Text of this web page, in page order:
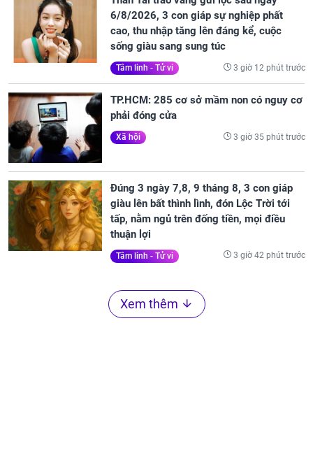
6/8/2026, 3 con giáp sự nghiệp phất
cao, thu nhập tăng lên đáng kể, cuộc
sống giàu sang sung túc
Tâm linh - Tử vi 3 giờ 12 phút trước
TP.HCM: 285 cơ sở mầm non có nguy cơ
phải đóng cửa
Xã hội 3 giờ 35 phút trước
Đúng 3 ngày 7,8, 9 tháng 8, 3 con giáp
giàu lên bất thình lình, đón Lộc Trời tới
tấp, nằm ngủ trên đống tiền, mọi điều
thuận lợi
Tâm linh - Tử vi 3 giờ 42 phút trước
Xem thêm